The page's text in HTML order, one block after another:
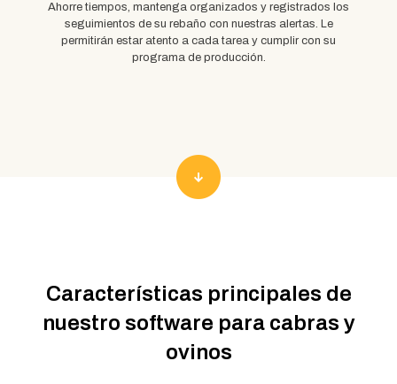
Ahorre tiempos, mantenga organizados y registrados los
seguimientos de su rebaño con nuestras alertas. Le
permitirán estar atento a cada tarea y cumplir con su
programa de producción.
Características principales de
nuestro software para cabras y
ovinos